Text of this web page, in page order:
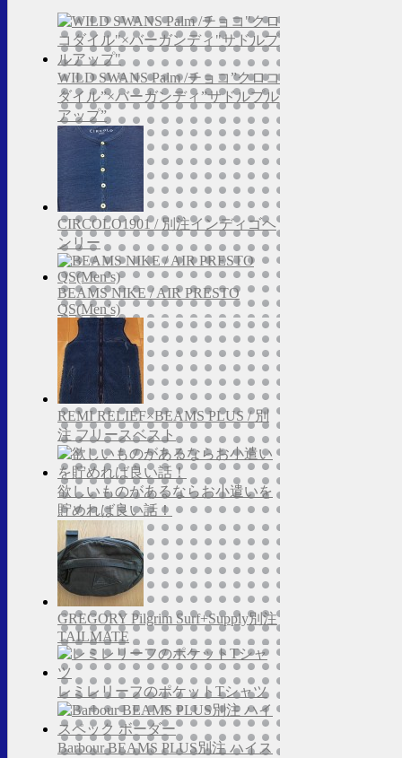
WILD SWANS Palm /チョコ”クロコ
ダイル”×バーガンディ”サドルプル
アップ”
CIRCOLO1901 / 別注インディゴヘ
ンリー
BEAMS NIKE / AIR PRESTO
QS(Men’s)
REMI RELIEF×BEAMS PLUS / 別
注 フリースベスト
欲しいものがあるならお小遣いを
貯めれば良い話！
GREGORY Pilgrim Surf+Supply別注
TAILMATE
レミレリーフのポケットTシャツ
Barbour BEAMS PLUS別注 ハイス